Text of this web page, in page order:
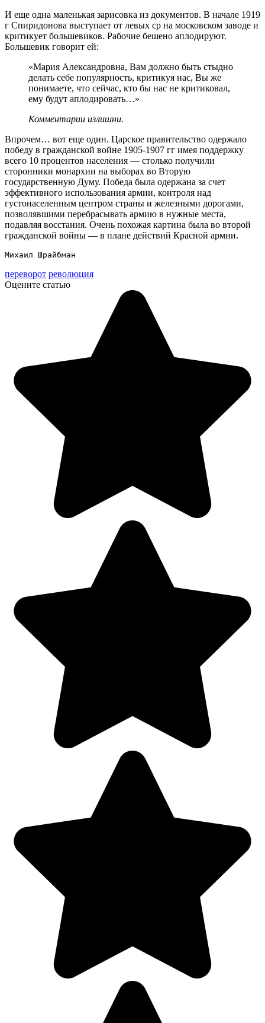
И еще одна маленькая зарисовка из документов. В начале 1919
г Спиридонова выступает от левых ср на московском заводе и
критикует большевиков. Рабочие бешено аплодируют.
Большевик говорит ей:
«Мария Александровна, Вам должно быть стыдно
делать себе популярность, критикуя нас, Вы же
понимаете, что сейчас, кто бы нас не критиковал,
ему будут аплодировать…»
Комментарии излишни.
Впрочем… вот еще один. Царское правительство одержало
победу в гражданской войне 1905-1907 гг имея поддержку
всего 10 процентов населения — столько получили
сторонники монархии на выборах во Вторую
государственную Думу. Победа была одержана за счет
эффективного использования армии, контроля над
густонаселенным центром страны и железными дорогами,
позволявшими перебрасывать армию в нужные места,
подавляя восстания. Очень похожая картина была во второй
гражданской войны — в плане действий Красной армии.
Михаил Шрайбман
переворот революция
Оцените статью